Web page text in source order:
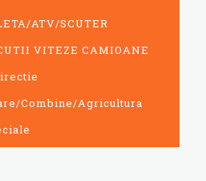
ATV/SCUTER
VITEZE CAMIOANE
Combine/Agricultura